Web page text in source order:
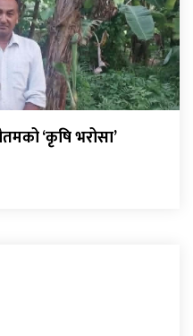
‘कृषि भरोसा’